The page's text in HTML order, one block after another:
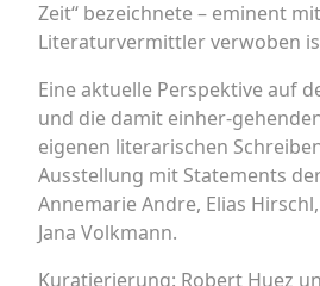
Zeit“ bezeichnete – eminent
Literaturvermittler verwoben
Eine aktuelle Perspektive auf
und die damit einher-
eigenen literarischen
Ausstellung mit Statements
Annemarie Andre, Elias
Jana Volkmann.
Kuratierierung: Robert Huez